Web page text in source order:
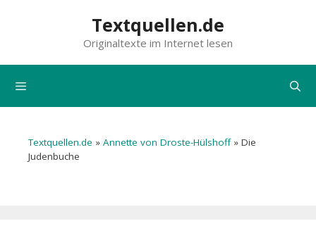
Textquellen.de
Originaltexte im Internet lesen
Textquellen.de » Annette von Droste-Hülshoff» Die
Judenbuche